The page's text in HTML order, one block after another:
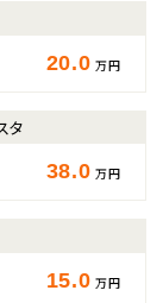
20.0 万円
タ
38.0 万円
15.0 万円